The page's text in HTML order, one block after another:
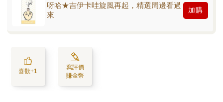
呀哈★吉伊卡哇旋風再起，精選周邊看過
來
加購
喜歡+1
寫評價
賺金幣